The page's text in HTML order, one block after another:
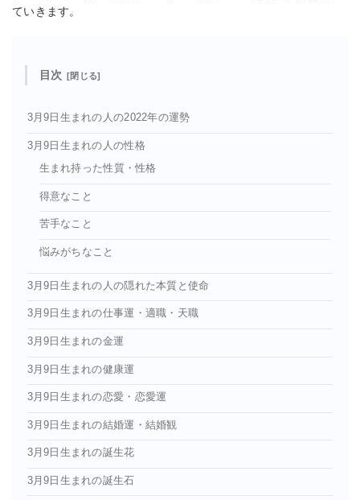
ていきます。
目次
3月9日生まれの人の2022年の運勢
3月9日生まれの人の性格
生まれ持った性質・性格
得意なこと
苦手なこと
悩みがちなこと
3月9日生まれの人の隠れた本質と使命
3月9日生まれの仕事運・適職・天職
3月9日生まれの金運
3月9日生まれの健康運
3月9日生まれの恋愛・恋愛運
3月9日生まれの結婚運・結婚観
3月9日生まれの誕生花
3月9日生まれの誕生石